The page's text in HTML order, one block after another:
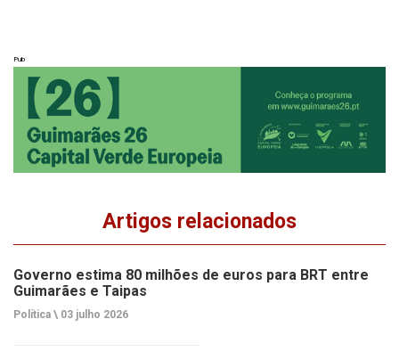
Pub
Artigos relacionados
Governo estima 80 milhões de euros para BRT entre
Guimarães e Taipas
Política \ 03 julho 2026